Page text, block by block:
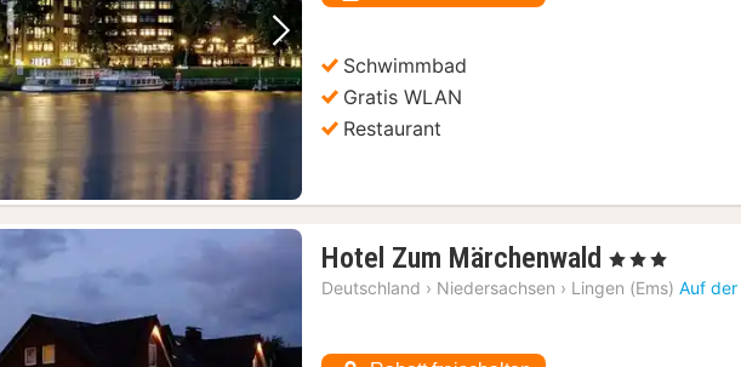
Vorheriges Bild Nächstes Bild
Schwimmbad
Gratis WLAN
Restaurant
Hotel Zum Märchenwald 1
Nacht
, 3 Sterne
Deutschland › Niedersachsen › Lingen (Ems) Auf